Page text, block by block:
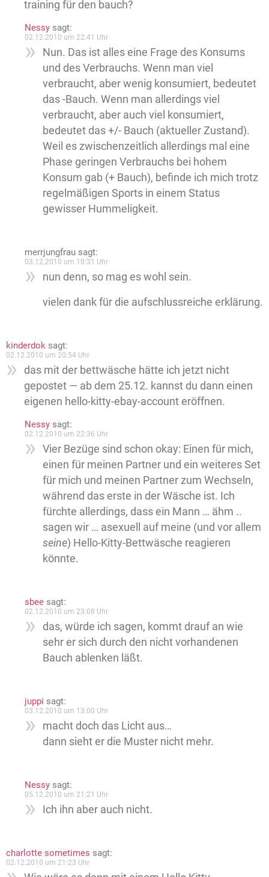
training für den bauch?
Nessy sagt:
02.12.2010 um 22:41 Uhr
Nun. Das ist alles eine Frage des Konsums
und des Verbrauchs. Wenn man viel
verbraucht, aber wenig konsumiert, bedeutet
das -Bauch. Wenn man allerdings viel
verbraucht, aber auch viel konsumiert,
bedeutet das +/- Bauch (aktueller Zustand).
Weil es zwischenzeitlich allerdings mal eine
Phase geringen Verbrauchs bei hohem
Konsum gab (+ Bauch), befinde ich mich trotz
regelmäßigen Sports in einem Status
gewisser Hummeligkeit.
merrjungfrau sagt:
03.12.2010 um 10:31 Uhr
nun denn, so mag es wohl sein.
vielen dank für die aufschlussreiche erklärung.
kinderdok sagt:
02.12.2010 um 20:54 Uhr
das mit der bettwäsche hätte ich jetzt nicht
gepostet — ab dem 25.12. kannst du dann einen
eigenen hello-kitty-ebay-account eröffnen.
Nessy sagt:
02.12.2010 um 22:36 Uhr
Vier Bezüge sind schon okay: Einen für mich,
einen für meinen Partner und ein weiteres Set
für mich und meinen Partner zum Wechseln,
während das erste in der Wäsche ist. Ich
fürchte allerdings, dass ein Mann … ähm ..
sagen wir … asexuell auf meine (und vor allem
seine) Hello-Kitty-Bettwäsche reagieren
könnte.
sbee sagt:
02.12.2010 um 23:08 Uhr
das, würde ich sagen, kommt drauf an wie
sehr er sich durch den nicht vorhandenen
Bauch ablenken läßt.
juppi sagt:
03.12.2010 um 13:00 Uhr
macht doch das Licht aus…
dann sieht er die Muster nicht mehr.
Nessy sagt:
05.12.2010 um 21:21 Uhr
Ich ihn aber auch nicht.
charlotte sometimes sagt:
02.12.2010 um 21:23 Uhr